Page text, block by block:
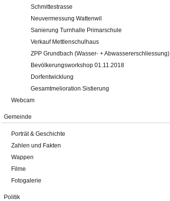
Schmittestrasse
Neuvermessung Wattenwil
Sanierung Turnhalle Primarschule
Verkauf Mettlenschulhaus
ZPP Grundbach (Wasser- + Abwassererschliessung)
Bevölkerungsworkshop 01.11.2018
Dorfentwicklung
Gesamtmelioration Sistierung
Webcam
Gemeinde
Porträt & Geschichte
Zahlen und Fakten
Wappen
Filme
Fotogalerie
Politik